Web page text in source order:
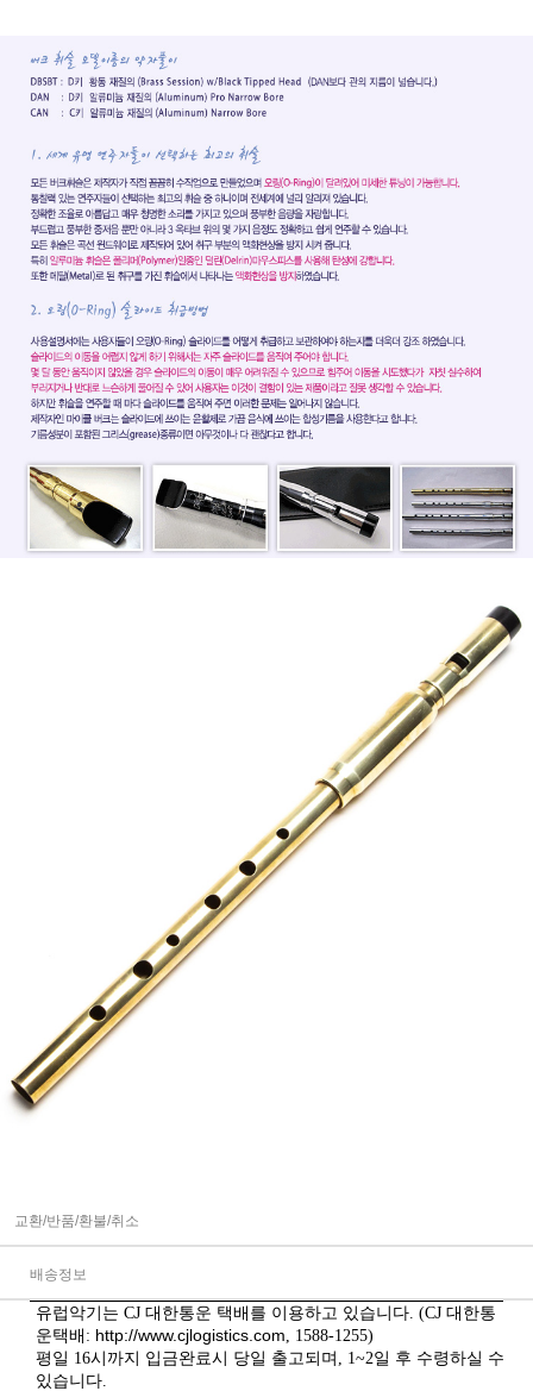
교환/반품/환불/취소
배송정보
유럽악기는 CJ 대한통운 택배를 이용하고 있습니다. (CJ 대한통
운택배: http://www.cjlogistics.com , 1588-1255)
평일 16시까지 입금완료시 당일 출고되며, 1~2일 후 수령하실 수
있습니다.